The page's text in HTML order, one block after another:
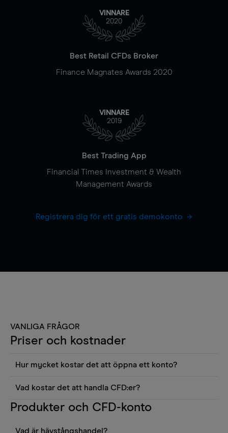
VINNARE
2020
Best Retail CFDs Broker
Finance Magnates Awards 2020
VINNARE
2019
Best Trading App
Financial Times Investment & Wealth
Management Awards
Registrera dig för ett gratis demokonto
VANLIGA FRÅGOR
Priser och kostnader
Hur mycket kostar det att öppna ett konto?
använda sådana verktyg som diagram, Reuters
aktierapporter utan kostnad.
Vad kostar det att handla CFD:er?
Det är en rad kostnader att tänka på när man
innehavskostnader (för positioner som hålls öppna
Produkter och CFD-konto
Vad är hävstångshandel?